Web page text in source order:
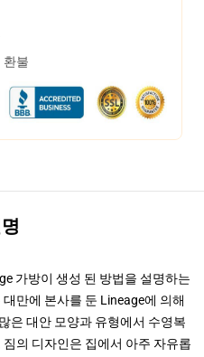
환불
가방이 생성 된 방법을 설명하는
만에 본사를 둔 Lineage에 의해
은 대안 모양과 유형에서 수영복
의 디자인은 집에서 아주 자유롭